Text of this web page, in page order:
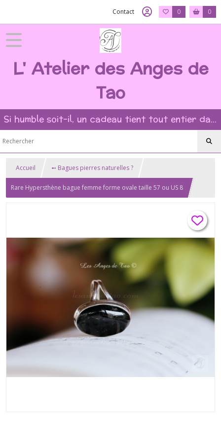
Contact 0 0
L' Atelier des Anges de
Tao
Si humble soit-il, un cadeau tient tout entier dans l'intention et la beauté du geste ?
Accueil ➻ Bagues pierres naturelles ?
Rare Hypersthène bague femme forme ovale taille 57 ou US 8